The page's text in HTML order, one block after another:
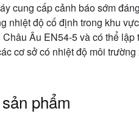
cung cấp cảnh báo sớm
nhiệt độ cố định trong khu
Âu EN54-5 và có thể
cơ sở có nhiệt độ môi
phẩm